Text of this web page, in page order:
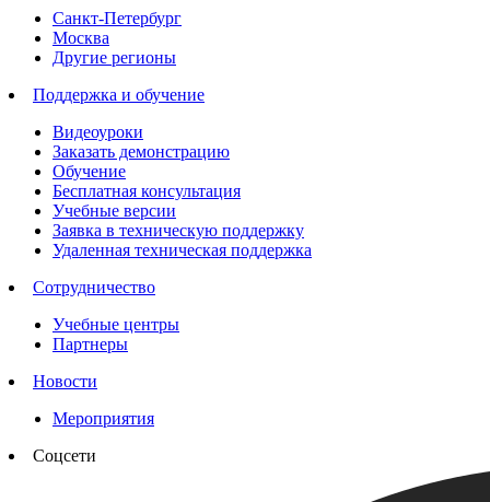
Санкт-Петербург
Москва
Другие регионы
Поддержка и обучение
Видеоуроки
Заказать демонстрацию
Обучение
Бесплатная консультация
Учебные версии
Заявка в техническую поддержку
Удаленная техническая поддержка
Сотрудничество
Учебные центры
Партнеры
Новости
Мероприятия
Соцсети